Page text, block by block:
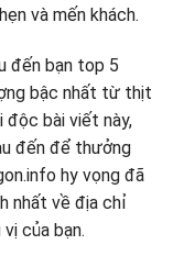
và mến khách.
đến bạn top 5
bậc nhất từ thịt
độc bài viết này,
đến để thưởng
hy vọng đã
nhất về địa chỉ
của bạn.